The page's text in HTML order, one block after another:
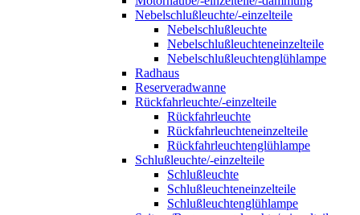
Nebelschlußleuchte/-einzelteile
Nebelschlußleuchte
Nebelschlußleuchteneinzelteile
Nebelschlußleuchtenglühlampe
Radhaus
Reserveradwanne
Rückfahrleuchte/-einzelteile
Rückfahrleuchte
Rückfahrleuchteneinzelteile
Rückfahrleuchtenglühlampe
Schlußleuchte/-einzelteile
Schlußleuchte
Schlußleuchteneinzelteile
Schlußleuchtenglühlampe